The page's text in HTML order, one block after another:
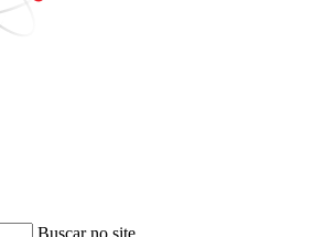
Buscar no site